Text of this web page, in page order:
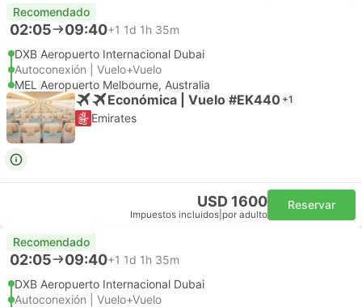
Recomendado
02:05 09:40+1 1d 1h 35m
DXB Aeropuerto Internacional Dubai
Autoconexión | Vuelo+Vuelo
MEL Aeropuerto Melbourne, Australia
Económica | Vuelo #EK440 +1
Emirates
USD 1600
Impuestos incluidos por adulto
Reservar
Recomendado
02:05 09:40+1 1d 1h 35m
DXB Aeropuerto Internacional Dubai
Autoconexión | Vuelo+Vuelo